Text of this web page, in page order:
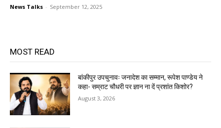
News Talks - September 12, 2025
MOST READ
बांकीपुर उपचुनावः जनादेश का सम्मान, रूपेश पाण्डेय ने
कहा- सम्राट चौधरी पर ज्ञान ना दें प्रशांत किशोर?
August 3, 2026